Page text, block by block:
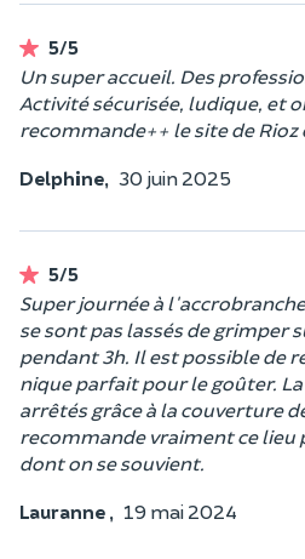
5/5
Un super accueil. Des
Activité sécurisée, ludique, et
recommande++ le site de Rioz
Delphine, 30 juin 2025
5/5
Super journée à
se sont pas lassés de grimper
pendant 3h. Il est possible de
nique parfait pour le goûter.
arrêtés grâce à la couverture
recommande vraiment ce lieu
dont on se souvient.
Lauranne , 19 mai 2024